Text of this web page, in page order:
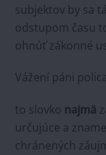
subjektov by sa
odstupom času
ohnúť zákonné
Vážení páni
to slovko najmä
určujúce a
chránených